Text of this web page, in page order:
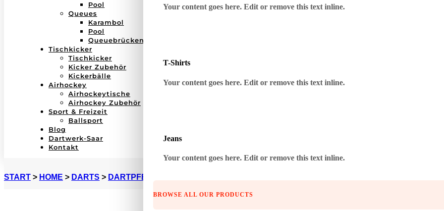
Pool
Queues
Karambol
Pool
Queuebrücken
Tischkicker
Tischkicker
Kicker Zubehör
Kickerbälle
Airhockey
Airhockeytische
Airhockey Zubehör
Sport & Freizeit
Ballsport
Blog
Dartwerk-Saar
Kontakt
Your content goes here. Edit or remove this text inline.
T-Shirts
Your content goes here. Edit or remove this text inline.
Jeans
Your content goes here. Edit or remove this text inline.
BROWSE ALL OUR PRODUCTS
START > HOME > DARTS > DARTPFEILE